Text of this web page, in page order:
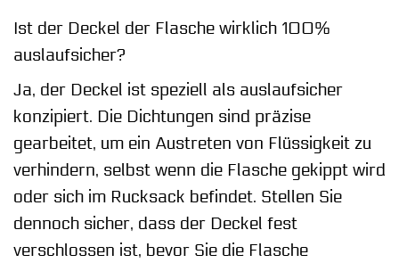
Ist der Deckel der Flasche wirklich 100%
auslaufsicher?
Ja, der Deckel ist speziell als auslaufsicher
konzipiert. Die Dichtungen sind präzise
gearbeitet, um ein Austreten von Flüssigkeit zu
verhindern, selbst wenn die Flasche gekippt wird
oder sich im Rucksack befindet. Stellen Sie
dennoch sicher, dass der Deckel fest
verschlossen ist, bevor Sie die Flasche